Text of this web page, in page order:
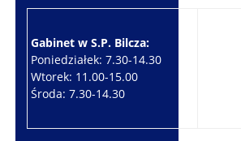
Gabinet w S.P. Bilcza:
Poniedziałek: 7.30-14.30
Wtorek: 11.00-15.00
Środa: 7.30-14.30